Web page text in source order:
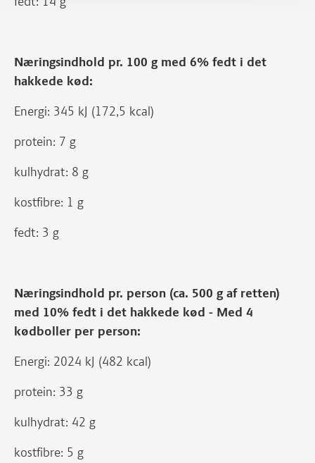
Næringsindhold pr. 100 g med 6% fedt i det
hakkede kød:
Energi: 345 kJ (172,5 kcal)
protein: 7 g
kulhydrat: 8 g
kostfibre: 1 g
fedt: 3 g
Næringsindhold pr. person (ca. 500 g af retten)
med 10% fedt i det hakkede kød - Med 4
kødboller per person:
Energi: 2024 kJ (482 kcal)
protein: 33 g
kulhydrat: 42 g
kostfibre: 5 g